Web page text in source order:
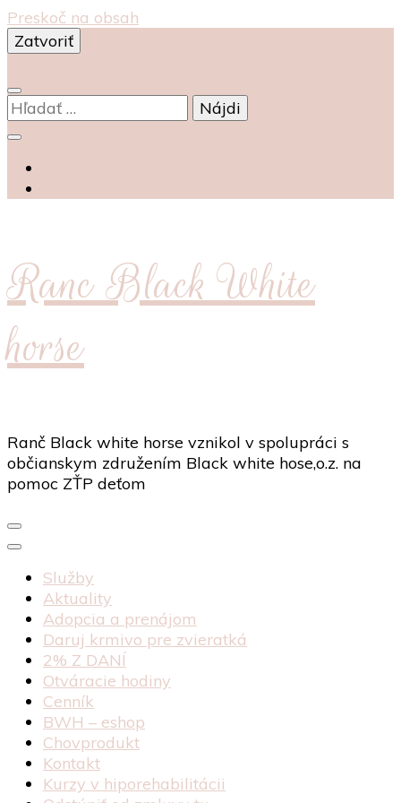
Preskoč na obsah
Zatvoriť
Hľadať:
Ranc Black White
horse
Ranč Black white horse vznikol v spolupráci s
občianskym združením Black white hose,o.z. na
pomoc ZŤP deťom
Služby
Aktuality
Adopcia a prenájom
Daruj krmivo pre zvieratká
2% Z DANÍ
Otváracie hodiny
Cenník
BWH – eshop
Chovprodukt
Kontakt
Kurzy v hiporehabilitácii